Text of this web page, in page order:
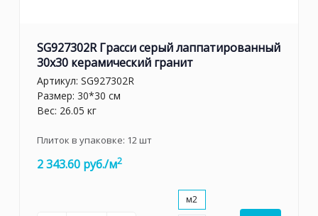
SG927302R Грасси серый лаппатированный
30x30 керамический гранит
Артикул: SG927302R
Размер: 30*30 см
Вес: 26.05 кг
Плиток в упаковке: 12шт
2 343.60 руб./м2
м2